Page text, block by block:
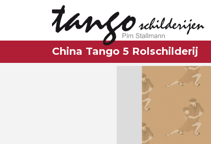
China Tango 5 Rolschilderij